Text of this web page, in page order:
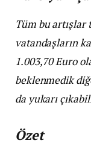
Tüm bu artışlar
vatandaşların
1.003,70 Euro
beklenmedik
da yukarı
Özet